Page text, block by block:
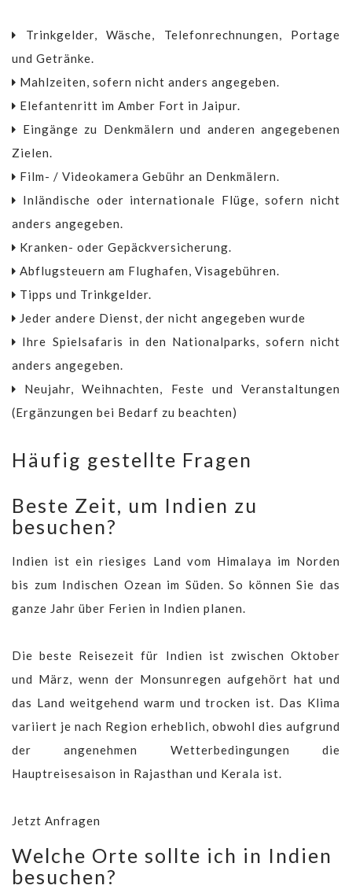
Trinkgelder, Wäsche, Telefonrechnungen, Portage
und Getränke.
Mahlzeiten, sofern nicht anders angegeben.
Elefantenritt im Amber Fort in Jaipur.
Eingänge zu Denkmälern und anderen angegebenen
Zielen.
Film- / Videokamera Gebühr an Denkmälern.
Inländische oder internationale Flüge, sofern nicht
anders angegeben.
Kranken- oder Gepäckversicherung.
Abflugsteuern am Flughafen, Visagebühren.
Tipps und Trinkgelder.
Jeder andere Dienst, der nicht angegeben wurde
Ihre Spielsafaris in den Nationalparks, sofern nicht
anders angegeben.
Neujahr, Weihnachten, Feste und Veranstaltungen
(Ergänzungen bei Bedarf zu beachten)
Häufig gestellte Fragen
Beste Zeit, um Indien zu
besuchen?
Indien ist ein riesiges Land vom Himalaya im Norden
bis zum Indischen Ozean im Süden. So können Sie das
ganze Jahr über Ferien in Indien planen.
Die beste Reisezeit für Indien ist zwischen Oktober
und März, wenn der Monsunregen aufgehört hat und
das Land weitgehend warm und trocken ist. Das Klima
variiert je nach Region erheblich, obwohl dies aufgrund
der angenehmen Wetterbedingungen die
Hauptreisesaison in Rajasthan und Kerala ist.
Jetzt Anfragen
Welche Orte sollte ich in Indien
besuchen?